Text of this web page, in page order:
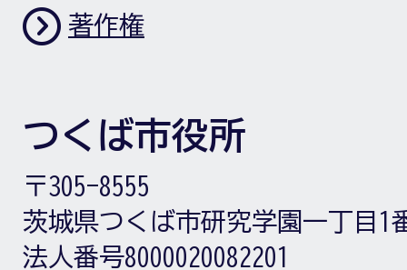
著作権
つくば市役所
〒305-8555
茨城県つくば市研究学園一丁目1
法人番号8000020082201